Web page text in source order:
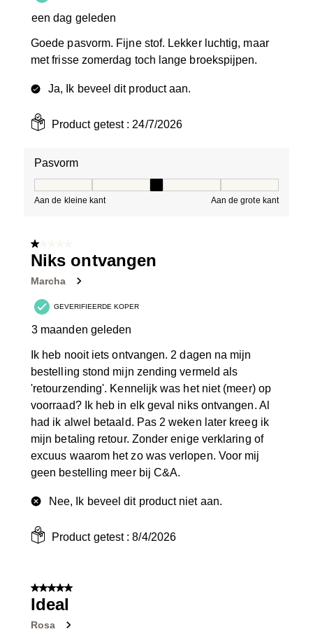
een dag geleden
Goede pasvorm. Fijne stof. Lekker luchtig, maar
met frisse zomerdag toch lange broekspijpen.
Ja, Ik beveel dit product aan.
Product getest :24/7/2026
Pasvorm
Aan de kleine kant Aan de grote kant
1 van 5 sterren.
Niks ontvangen
Marcha
GEVERIFIEERDE KOPER
3 maanden geleden
Ik heb nooit iets ontvangen. 2 dagen na mijn
bestelling stond mijn zending vermeld als
'retourzending'. Kennelijk was het niet (meer) op
voorraad? Ik heb in elk geval niks ontvangen. Al
had ik alwel betaald. Pas 2 weken later kreeg ik
mijn betaling retour. Zonder enige verklaring of
excuus waarom het zo was verlopen. Voor mij
geen bestelling meer bij C&A.
Nee, Ik beveel dit product niet aan.
Product getest :8/4/2026
5 van 5 sterren.
Ideal
Rosa